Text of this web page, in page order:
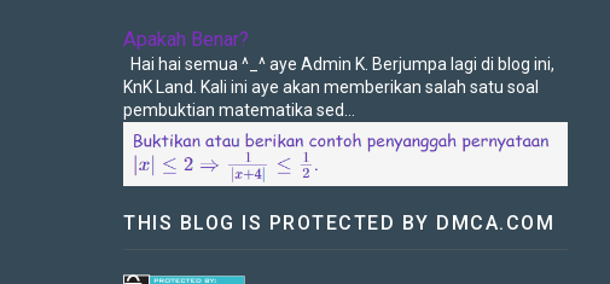
Apakah Benar?
Hai hai semua ^_^ aye Admin K. Berjumpa lagi di blog ini,
KnK Land. Kali ini aye akan memberikan salah satu soal
pembuktian matematika sed...
THIS BLOG IS PROTECTED BY DMCA.COM